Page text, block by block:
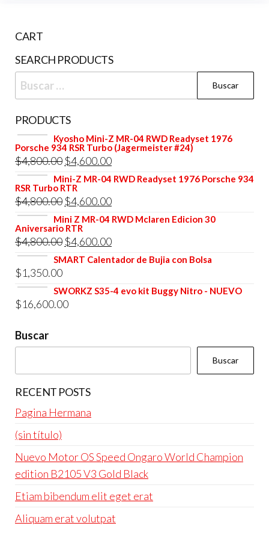
CART
SEARCH PRODUCTS
Buscar:
PRODUCTS
Kyosho Mini-Z MR-04 RWD Readyset 1976
Porsche 934 RSR Turbo (Jagermeister #24)
$4,800.00 El
precio
original
era:
$4,800.00.
$4,600.00El
precio
es:
Mini-Z MR-04 RWD Readyset 1976 Porsche 934
RSR Turbo RTR
$4,800.00 El
precio
original
era:
$4,600.00El
precio
es:
$4,600.00.
Mini Z MR-04 RWD Mclaren Edicion 30
Aniversario RTR
$4,800.00 El
precio
era:
$4,800.00.
$4,600.00El
precio
es:
SMART Calentador de Bujia con Bolsa
$1,350.00
SWORKZ S35-4 evo kit Buggy Nitro - NUEVO
$16,600.00
Buscar
Buscar
RECENT POSTS
Pagina Hermana
(sin título)
Nuevo Motor OS Speed Ongaro World Champion
edition B2105 V3 Gold Black
Etiam bibendum elit eget erat
Aliquam erat volutpat